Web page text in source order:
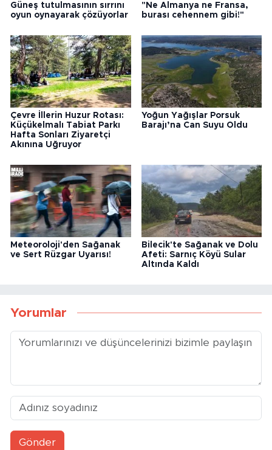
Güneş tutulmasının sırrını
oyun oynayarak çözüyorlar
"Ne Almanya ne Fransa,
burası cehennem gibi!"
Çevre İllerin Huzur Rotası:
Küçükelmalı Tabiat Parkı
Hafta Sonları Ziyaretçi
Akınına Uğruyor
Yoğun Yağışlar Porsuk
Barajı’na Can Suyu Oldu
Meteoroloji'den Sağanak
ve Sert Rüzgar Uyarısı!
Bilecik'te Sağanak ve Dolu
Afeti: Sarnıç Köyü Sular
Altında Kaldı
Yorumlar
Gönder